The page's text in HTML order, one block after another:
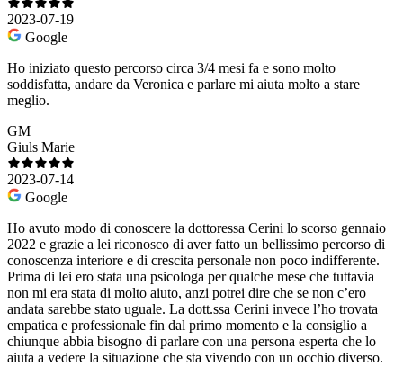
2023-07-19
Google
Ho iniziato questo percorso circa 3/4 mesi fa e sono molto
soddisfatta, andare da Veronica e parlare mi aiuta molto a stare
meglio.
GM
Giuls Marie
2023-07-14
Google
Ho avuto modo di conoscere la dottoressa Cerini lo scorso gennaio
2022 e grazie a lei riconosco di aver fatto un bellissimo percorso di
conoscenza interiore e di crescita personale non poco indifferente.
Prima di lei ero stata una psicologa per qualche mese che tuttavia
non mi era stata di molto aiuto, anzi potrei dire che se non c’ero
andata sarebbe stato uguale. La dott.ssa Cerini invece l’ho trovata
empatica e professionale fin dal primo momento e la consiglio a
chiunque abbia bisogno di parlare con una persona esperta che lo
aiuta a vedere la situazione che sta vivendo con un occhio diverso.